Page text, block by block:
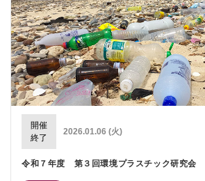
開催
終了
2026.01.06 (火)
令和７年度 第３回環境プラスチック研究会